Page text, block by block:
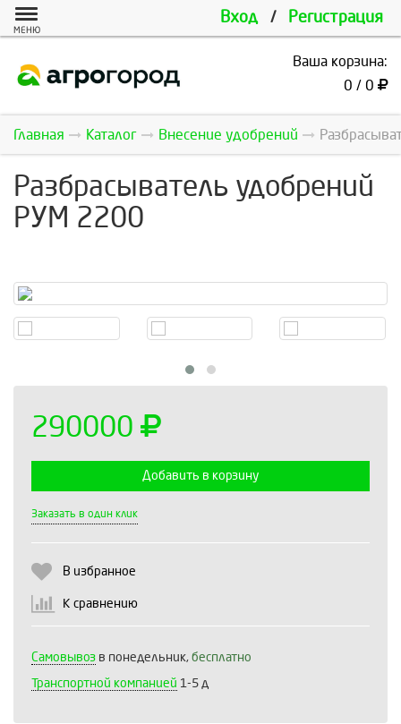
Вход / Регистрация
МЕНЮ
Ваша корзина:
0 / 0
Главная Каталог Внесение удобрений
Разбрасыватель удобрений
РУМ 2200
290000
Добавить в корзину
Заказать в один клик
В избранное
К сравнению
Самовывоз в понедельник, бесплатно
Транспортной компанией 1-5 д